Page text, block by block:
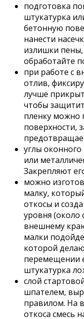
подготовка
штукатурка
бетонную
нанести
излишки
обработайте
при работе с
отлив,
лучше
чтобы
пленку можно
поверхности,
углы
или
Закрепляют
можно
малку,
откосы и
уровня (около
внешнему
малки
которой
перемещении
штукатурка
слой
шпателем,
правилом. На
откоса смесь